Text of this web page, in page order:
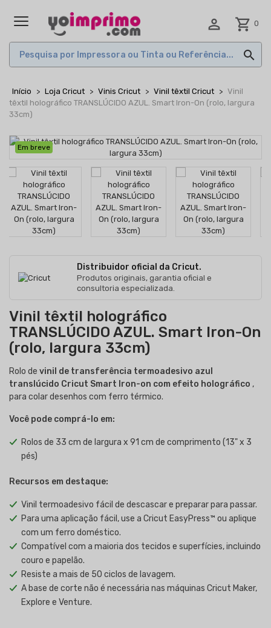
 shopping_cart 0

Início Loja Cricut Vinis Cricut Vinil têxtil Cricut
Vinil
têxtil holográfico TRANSLÚCIDO AZUL. Smart Iron-On (rolo, largura
33cm)
Em breve
Distribuidor oficial da Cricut.
Produtos originais, garantia oficial e
consultoria especializada.
Vinil têxtil holográfico
TRANSLÚCIDO AZUL. Smart Iron-On
(rolo, largura 33cm)
Rolo de vinil de transferência termoadesivo azul
translúcido Cricut Smart Iron-on com efeito holográfico ,
para colar desenhos com ferro térmico.
Você pode comprá-lo em:
Rolos de 33 cm de largura x 91 cm de comprimento (13" x 3
pés)
Recursos em destaque:
Vinil termoadesivo fácil de descascar e preparar para passar.
Para uma aplicação fácil, use a Cricut EasyPress™ ou aplique
com um ferro doméstico.
Compatível com a maioria dos tecidos e superfícies, incluindo
couro e papelão.
Resiste a mais de 50 ciclos de lavagem.
A base de corte não é necessária nas máquinas Cricut Maker,
Explore e Venture.